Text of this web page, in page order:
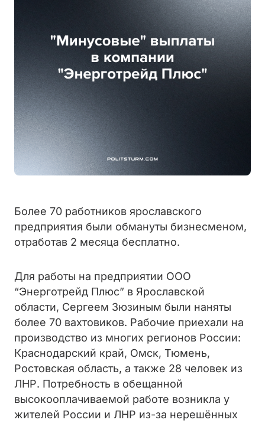
Более 70 работников ярославского
предприятия были обмануты бизнесменом,
отработав 2 месяца бесплатно.
Для работы на предприятии ООО
“Энерготрейд Плюс” в Ярославской
области, Сергеем Зюзиным были наняты
более 70 вахтовиков. Рабочие приехали на
производство из многих регионов России:
Краснодарский край, Омск, Тюмень,
Ростовская область, а также 28 человек из
ЛНР. Потребность в обещанной
высокооплачиваемой работе возникла у
жителей России и ЛНР из-за нерешённых